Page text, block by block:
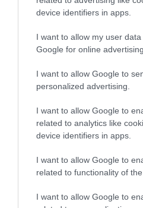
device identifiers in apps.
I want to allow my user
Google for online
I want to allow Google to
personalized advertising.
I want to allow Google to
related to analytics like
device identifiers in apps.
I want to allow Google to
related to functionality of
I want to allow Google to
Szóval
napra, de
fogok
2019. Április 22.
negativ
mivel
megtudom
igy lehet a
de viszont